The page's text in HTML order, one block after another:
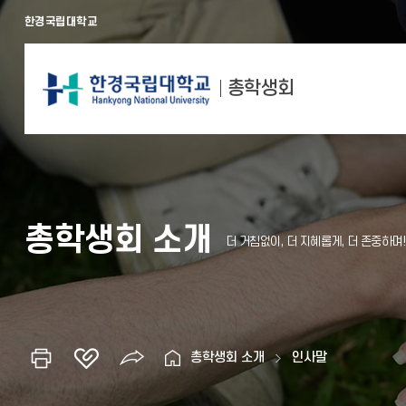
한경국립대학교
총학생회
총학생회 소개
총학생회 소개 인사말